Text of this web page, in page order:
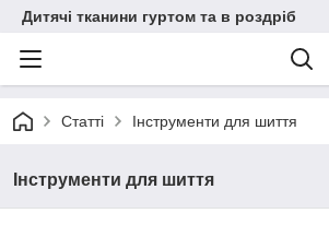
Дитячі тканини гуртом та в роздріб
Статті Інструменти для шиття
Інструменти для шиття